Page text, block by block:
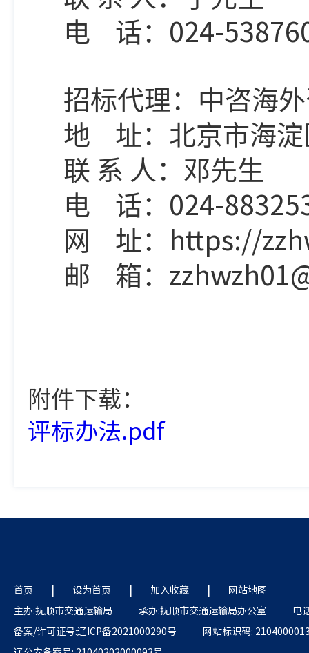
电
话： 024-
招标代理：中咨海
地
址：北京市海
联 系 人： 邓先生
电
话： 024-
网 址： https://
邮 箱：
附件下载：
评标办法.pdf
首页 | 设为首页 | 加入收藏 |
网站地图
主办:抚顺市交通运输局
承办:抚顺市交通运输局办公室
电
备案/许可证号:辽ICP备2021000290号
网站标识码: